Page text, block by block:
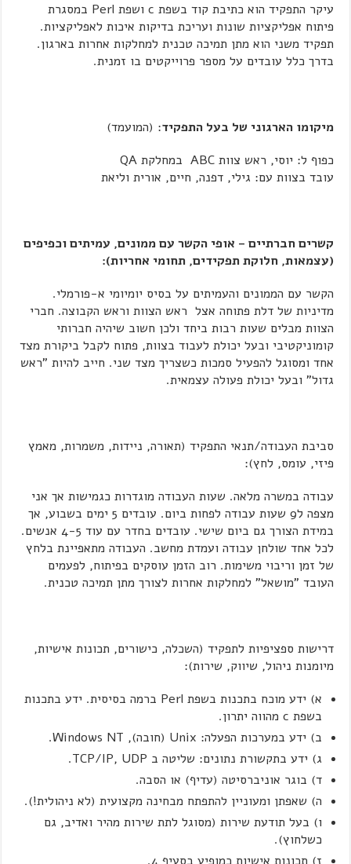
עיקר התפקיד הוא כתיבת קוד בשפת c ושפת Perl במסגרת
פיתוח אפליקציות שונות ועריכת בדיקות איכות לאפליקציות.
תפקיד משני הוא מתן תמיכה טכנית למחלקות אחרות בארגון.
בדרך כלל עובדים על מספר פרוייקטים בו זמנית.
מיקומו הארגוני של בעל התפקיד: (המועמד)
כפוף ל: יוסי, ראש צוות ABC במחלקת QA
עובד בצוות עם: גילי, דפנה, חיים, אורית וליאת
קשרים חברתיים – אופי הקשר עם ממונים, עמיתים וכפיפים
(עצמאות, חלוקת תפקידים, תחומי אחריות):
הקשר עם הממונים והעמיתים על בסיס יומיומי א-פורמלי.
מדיניות של דלת פתוחה אצל ראש הצוות וראש הקבוצה. חברי
הצוות מבלים שעות רבות ביחד ולכן חשוב שיהיה חברותי
קומוניקטיבי ובעל יכולת לעבוד בצוות, פתוח לקבל ביקורת מצד
אחד ומסוגל להפעיל סמכות כשצריך מצד שני. חייב להיות "ראש
גדול" ובעל יכולת פעולה עצמאית.
סביבת העבודה/תנאי התפקיד (תאורה, ניידות, משמרות, מאמץ
פיזי, עומס, לחץ):
עבודה במשרה מלאה. שעות העבודה מוגדרות כגמישות אך אני
מצפה ל9 שעות עבודה לפחות ביום. עובדים 5 ימים בשבוע, אך
במידת הצורך גם ביום שישי. עובדים בחדר עם עוד 4-5 אנשים.
לכל אחד שולחן עבודה ועמדת מחשב. העבודה מתאפיינת בלחץ
של זמן וריבוי משימות. רוב הזמן עוסקים בפיתוח, לפעמים
העובד "מושאל" למחלקות אחרות לצורך מתן תמיכה טכנית.
דרישות ספציפיות לתפקיד (השכלה, כישורים, תכונות אישיות,
מיומנות ניהול, שיווק, שירות):
א) ידע מוכח בתכנות בשפת Perl ברמה בסיסית. ידע בתכנות
בשפת c מהווה יתרון.
ב) ידע במערכות הפעלה: Unix (חובה), Windows NT.
ג) ידע בתקשורת נתונים: שליטה ב TCP/IP, UDP.
ד) בוגר אוניברסיטה (עדיף) או הסבה.
ה) שאפתן ומעוניין להתפתח מבחינה מקצועית (לא ניהולית!).
ו) בעל תודעת שירות (מסוגל לתת שירות מהיר ואדיב, גם
כשלחוץ).